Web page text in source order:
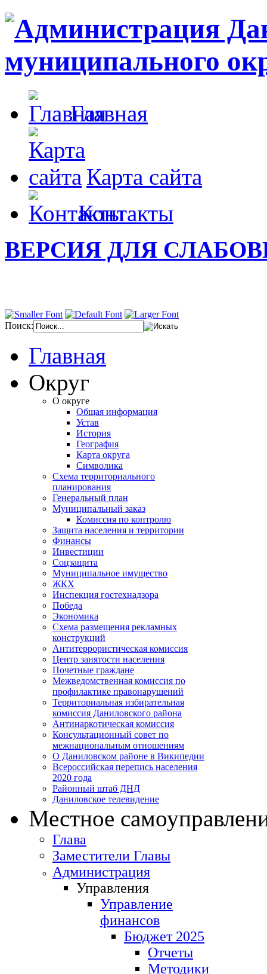
Главная
Карта сайта
Контакты
ВЕРСИЯ ДЛЯ
Поиск:
Главная
Округ
О округе
Общая информация
Устав
История
География
Карта округа
Символика
Схема территориального
планирования
Генеральный план
Муниципальный заказ
Комиссия по контролю
Защита населения и территории
Финансы
Инвестиции
Соцзащита
Муниципальное имущество
ЖКХ
Инспекция гостехнадзора
Победа
Экономика
Схема размещения рекламных
конструкций
Антитеррористическая комиссия
Центр занятости населения
Почетные граждане
Межведомственная комиссия по
профилактике правонарушений
Территориальная избирательная
комиссия Даниловского района
Антинаркотическая комиссия
Консультационный совет по
межнациональным отношениям
О Даниловском районе в Википедии
Всероссийская перепись населения
2020 года
Районный штаб ДНД
Даниловское телевидение
Местное
Глава
Заместители Главы
Администрация
Управления
Управление
финансов
Бюджет 2025
Отчеты
Методики